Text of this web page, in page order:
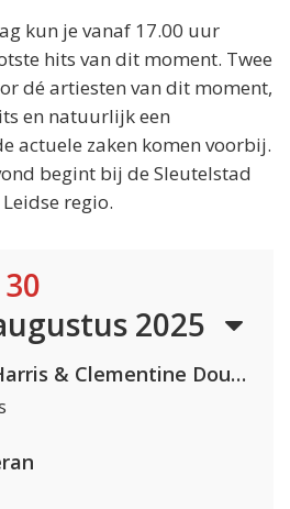
kun je vanaf 17.00 uur
hits van dit moment. Twee
dé artiesten van dit moment,
en natuurlijk een
actuele zaken komen voorbij.
begint bij de Sleutelstad
regio.
2025
Calvin Harris & Clementine Douglas